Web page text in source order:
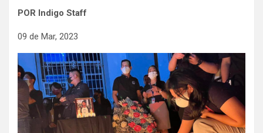
POR Indigo Staff
09 de Mar, 2023